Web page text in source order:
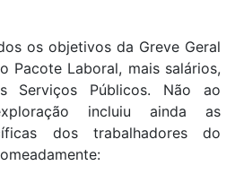
os objetivos da Greve Geral
Pacote Laboral, mais salários,
Serviços Públicos. Não ao
incluiu ainda as
dos trabalhadores do